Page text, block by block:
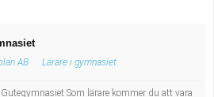
AB Lärare i gymnasiet
Som lärare kommer du att vara